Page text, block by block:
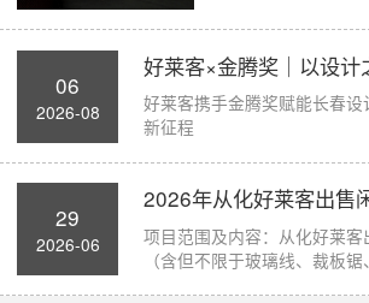
06
2026-08
好莱客携手金腾奖赋能长春
新征程
29
2026-06
项目范围及内容：从化好莱
（含但不限于玻璃线、裁板